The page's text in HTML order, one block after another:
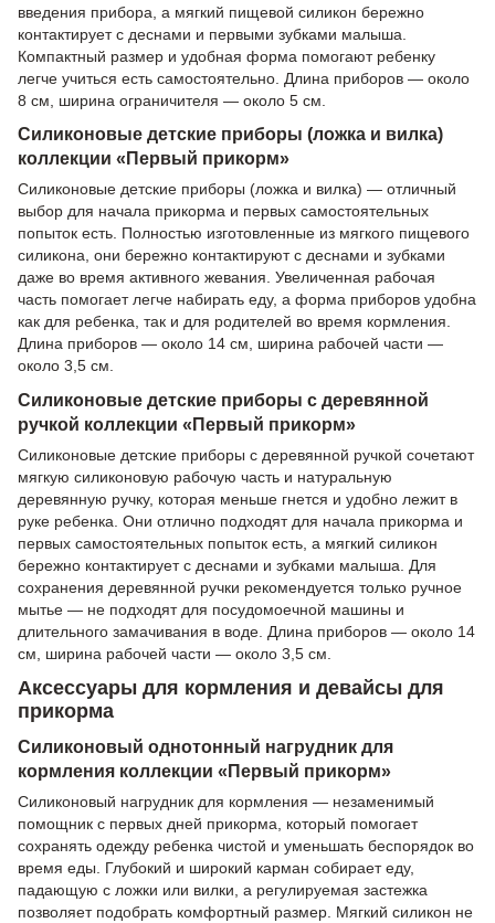
введения прибора, а мягкий пищевой силикон бережно
контактирует с деснами и первыми зубками малыша.
Компактный размер и удобная форма помогают ребенку
легче учиться есть самостоятельно. Длина приборов — около
8 см, ширина ограничителя — около 5 см.
Силиконовые детские приборы (ложка и вилка)
коллекции «Первый прикорм»
Силиконовые детские приборы (ложка и вилка) — отличный
выбор для начала прикорма и первых самостоятельных
попыток есть. Полностью изготовленные из мягкого пищевого
силикона, они бережно контактируют с деснами и зубками
даже во время активного жевания. Увеличенная рабочая
часть помогает легче набирать еду, а форма приборов удобна
как для ребенка, так и для родителей во время кормления.
Длина приборов — около 14 см, ширина рабочей части —
около 3,5 см.
Силиконовые детские приборы с деревянной
ручкой коллекции «Первый прикорм»
Силиконовые детские приборы с деревянной ручкой сочетают
мягкую силиконовую рабочую часть и натуральную
деревянную ручку, которая меньше гнется и удобно лежит в
руке ребенка. Они отлично подходят для начала прикорма и
первых самостоятельных попыток есть, а мягкий силикон
бережно контактирует с деснами и зубками малыша. Для
сохранения деревянной ручки рекомендуется только ручное
мытье — не подходят для посудомоечной машины и
длительного замачивания в воде. Длина приборов — около 14
см, ширина рабочей части — около 3,5 см.
Аксессуары для кормления и девайсы для
прикорма
Силиконовый однотонный нагрудник для
кормления коллекции «Первый прикорм»
Силиконовый нагрудник для кормления — незаменимый
помощник с первых дней прикорма, который помогает
сохранять одежду ребенка чистой и уменьшать беспорядок во
время еды. Глубокий и широкий карман собирает еду,
падающую с ложки или вилки, а регулируемая застежка
позволяет подобрать комфортный размер. Мягкий силикон не